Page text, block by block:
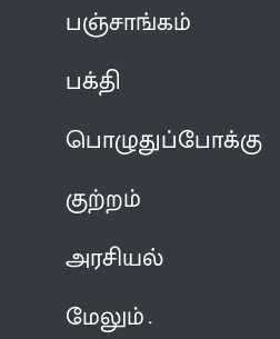
பஞ்சாங்கம்
பக்தி
பொழுதுப்போக்கு
குற்றம்
அரசியல்
மேலும்